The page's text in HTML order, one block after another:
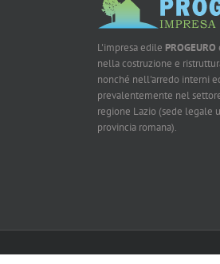
L'impresa edile PROGEURO
nella costruzione e
nonché nell'arredo interni
prevalentemente nel
regione Lazio (sede legale
provincia romana).